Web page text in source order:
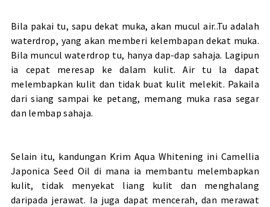
Bila pakai tu, sapu dekat muka, akan mucul air..Tu adalah
waterdrop, yang akan memberi kelembapan dekat muka.
Bila muncul waterdrop tu, hanya dap-dap sahaja. Lagipun
ia cepat meresap ke dalam kulit. Air tu la dapat
melembapkan kulit dan tidak buat kulit melekit. Pakaila
dari siang sampai ke petang, memang muka rasa segar
dan lembap sahaja.
Selain itu, kandungan Krim Aqua Whitening ini Camellia
Japonica Seed Oil di mana ia membantu melembapkan
kulit, tidak menyekat liang kulit dan menghalang
daripada jerawat. Ia juga dapat mencerah, dan merawat